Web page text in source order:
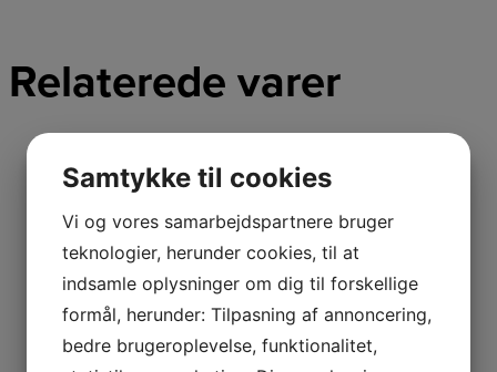
Relaterede varer
Stihl PolyCut 3-2
Stihl PolyCut 3-2 Stihl PolyCut 3-2 Universal
skæreudstyr med 2 nylonknive til kant pudsning og
Samtykke til cookies
Vi og vores samarbejdspartnere bruger
teknologier, herunder cookies, til at
indsamle oplysninger om dig til forskellige
formål, herunder: Tilpasning af annoncering,
bedre brugeroplevelse, funktionalitet,